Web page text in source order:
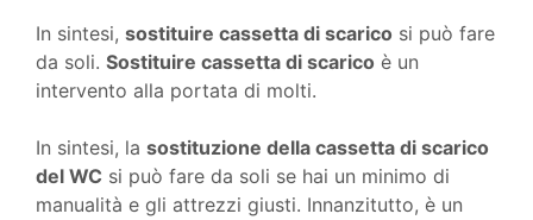
In sintesi, sostituire cassetta di scarico si può fare
da soli. Sostituire cassetta di scarico è un
intervento alla portata di molti.
In sintesi, la sostituzione della cassetta di scarico
del WC si può fare da soli se hai un minimo di
manualità e gli attrezzi giusti. Innanzitutto, è un